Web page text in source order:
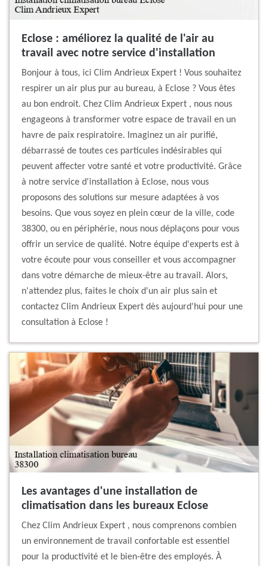
Eclose : améliorez la qualité de l'air au
travail avec notre service d'installation
Bonjour à tous, ici Clim Andrieux Expert ! Vous souhaitez
respirer un air plus pur au bureau, à Eclose ? Vous êtes
au bon endroit. Chez Clim Andrieux Expert , nous nous
engageons à transformer votre espace de travail en un
havre de paix respiratoire. Imaginez un air purifié,
débarrassé de toutes ces particules indésirables qui
peuvent affecter votre santé et votre productivité. Grâce
à notre service d'installation à Eclose, nous vous
proposons des solutions sur mesure adaptées à vos
besoins. Que vous soyez en plein cœur de la ville, code
38300, ou en périphérie, nous nous déplaçons pour vous
offrir un service de qualité. Notre équipe d'experts est à
votre écoute pour vous conseiller et vous accompagner
dans votre démarche de mieux-être au travail. Alors,
n'attendez plus, faites le choix d'un air plus sain et
contactez Clim Andrieux Expert dès aujourd'hui pour une
consultation à Eclose !
Les avantages d'une installation de
climatisation dans les bureaux Eclose
Chez Clim Andrieux Expert , nous comprenons combien
un environnement de travail confortable est essentiel
pour la productivité et le bien-être des employés. À